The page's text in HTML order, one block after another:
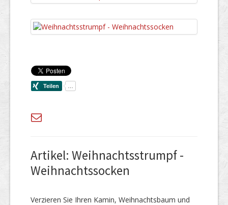
Artikel: Weihnachtsstrumpf -
Weihnachtssocken
Verzieren Sie Ihren Kamin, Weihnachtsbaum und